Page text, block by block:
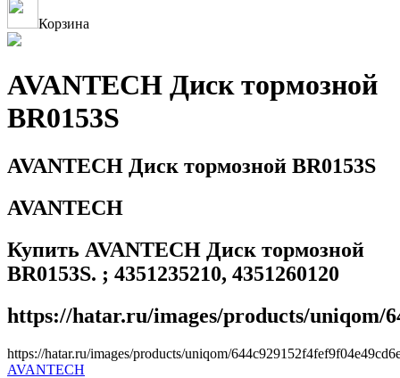
Корзина
AVANTECH Диск тормозной
BR0153S
AVANTECH Диск тормозной BR0153S
AVANTECH
Купить AVANTECH Диск тормозной
BR0153S. ; 4351235210, 4351260120
https://hatar.ru/images/products/uniqom/
https://hatar.ru/images/products/uniqom/
AVANTECH